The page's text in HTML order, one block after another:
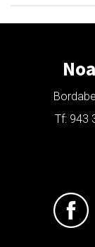
Tf: 943